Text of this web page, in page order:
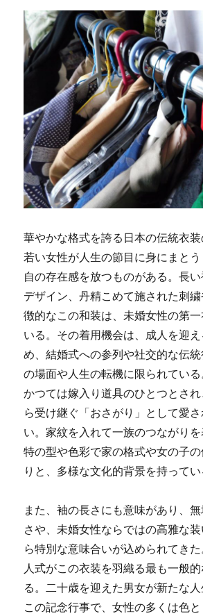
華やかな格式を誇る日本の伝統衣
若い女性が人生の節目に身にまと
自の存在感を放つものがある。長
デザイン、丹精こめて施された刺
徴的なこの和装は、未婚女性の第
いる。その着用機会は、成人を迎
め、結婚式への参列や社交的な伝
の場面や人生の転機に限られている
かつては嫁入り道具のひとつとさ
ら受け継ぐ「おさがり」として愛
い。家紋を入れて一族のつながり
特の型や色彩で家の格式や女の子
りと、多様な文化的背景を持ってい
また、袖の長さにも意味があり、
さや、未婚女性ならではの高雅な
ら特別な意味合いが込められてき
人式がこの衣装を羽織る最も一般
る。二十歳を迎えた男女が新たな
この記念行事で、女性の多くは色